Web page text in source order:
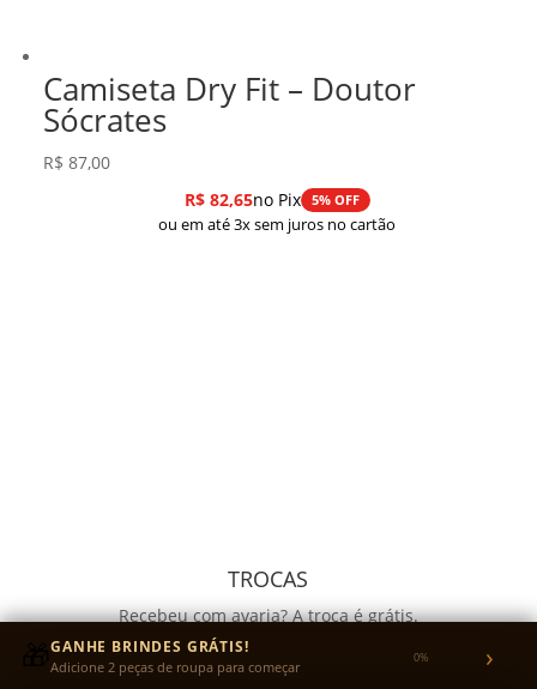
Camiseta Dry Fit – Doutor
Sócrates
R$ 87,00
R$82,65no Pix 5% OFF
ou em até 3x sem juros no cartão
TROCAS
Recebeu com avaria? A troca é grátis.
Quer trocar o tamanho? Você envia a peça e nós
pagamos o reenvio.
🎁GANHE BRINDES GRÁTIS!
Adicione 2 peças de roupa para começar 0% ›